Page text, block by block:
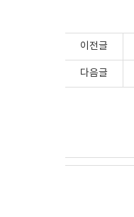
이전글
다음글